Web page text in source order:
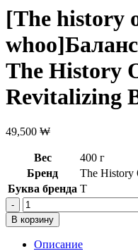
[The history
The History
Revitalizing
49,500 ₩
Вес
400 г
Бренд
The History
Буква бренда T
Количество
товара
[The
history
В корзину
Описание